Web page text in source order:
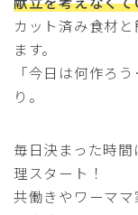
カット済み食材と
ます。
「今日は何作ろ
り。
毎日決まった時
理スタート！
共働きやワーマ